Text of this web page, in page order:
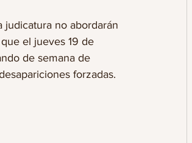
judicatura no abordarán
el jueves 19 de
de semana de
forzadas.